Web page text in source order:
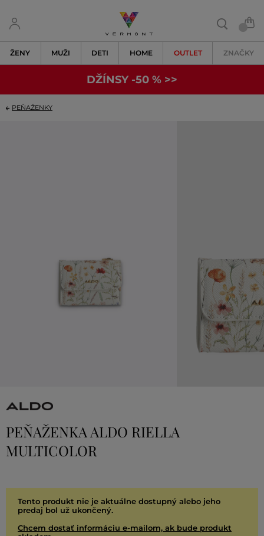
ŽENY MUŽI DETI HOME OUTLET ZNAČKY
DŽÍNSY -50 % >>
PEŇAŽENKY
PEŇAŽENKA ALDO RIELLA
MULTICOLOR
Tento produkt nie je aktuálne dostupný alebo jeho
predaj bol už ukončený.
Chcem dostať informáciu e-mailom, ak bude produkt